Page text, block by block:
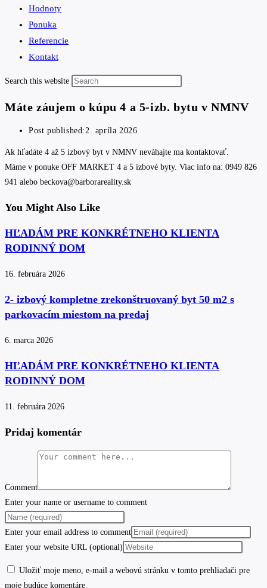
Hodnoty
Ponuka
Referencie
Kontakt
Search this website
Máte záujem o kúpu 4 a 5-izb. bytu v NMNV
Post published:2. apríla 2026
Ak hľadáte 4 až 5 izbový byt v NMNV neváhajte ma kontaktovať.
Máme v ponuke OFF MARKET 4 a 5 izbové byty. Viac info na: 0949 826
941 alebo beckova@barborareality.sk
You Might Also Like
HĽADÁM PRE KONKRÉTNEHO KLIENTA
RODINNÝ DOM
16. februára 2026
2- izbový kompletne zrekonštruovaný byt 50 m2 s
parkovacím miestom na predaj
6. marca 2026
HĽADÁM PRE KONKRÉTNEHO KLIENTA
RODINNÝ DOM
11. februára 2026
Pridaj komentár
Comment
Enter your name or username to comment
Enter your email address to comment
Enter your website URL (optional)
Uložiť moje meno, e-mail a webovú stránku v tomto prehliadači pre
moje budúce komentáre.